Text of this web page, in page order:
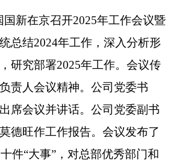
新在京召开2025年工作会议暨
总结2024年工作，深入分析形
研究部署2025年工作。会议传
责人会议精神。公司党委书
席会议并讲话。公司党委副书
德旺作工作报告。会议发布了
件“大事”，对总部优秀部门和